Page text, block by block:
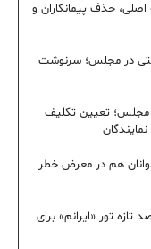
حذف پیمانکاران و
در مجلس؛ سرنوشت
مجلس؛ تعیین تکلیف
هم در معرض خطر
تازه تور «ایرانم» برای